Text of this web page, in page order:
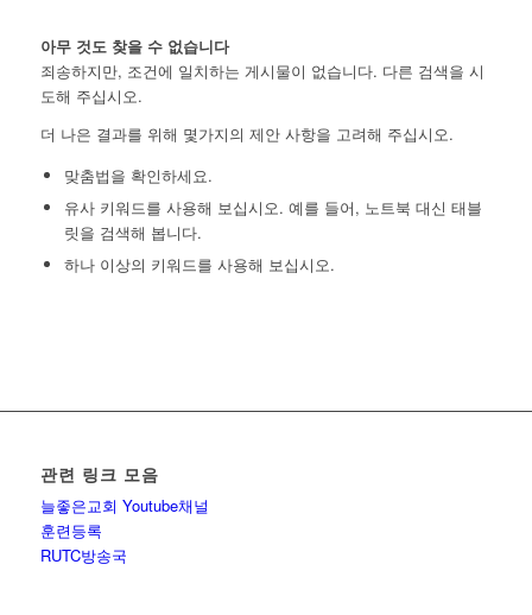
아무 것도 찾을 수 없습니다
죄송하지만, 조건에 일치하는 게시물이 없습니다. 다른 검색을 시
도해 주십시오.
더 나은 결과를 위해 몇가지의 제안 사항을 고려해 주십시오.
맞춤법을 확인하세요.
유사 키워드를 사용해 보십시오. 예를 들어, 노트북 대신 태블
릿을 검색해 봅니다.
하나 이상의 키워드를 사용해 보십시오.
관련 링크 모음
늘좋은교회 Youtube채널
훈련등록
RUTC방송국